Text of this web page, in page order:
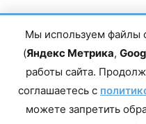
Главный редактор
Контакты редакции: 8(988)-
Республика Дагестан, г.
Мы используем файлы
(Яндекс Метрика,
работы сайта.
соглашаетесь с
можете запретить